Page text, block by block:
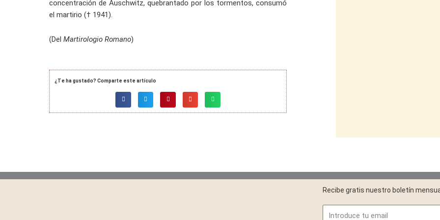
concentración de Auschwitz, quebrantado por los tormentos, consumó
el martirio († 1941).
(Del Martirologio Romano)
¿Te ha gustado? Comparte este artículo
Recibe gratis nuestro boletín